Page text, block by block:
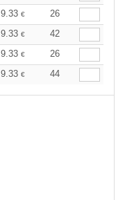
9.33 €
26
9.33 €
42
9.33 €
26
9.33 € 44